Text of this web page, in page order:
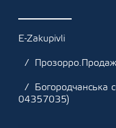
E-Zakupivli
Богородчанська
04357035)